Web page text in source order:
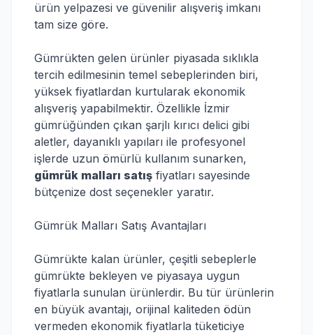
ürün yelpazesi ve güvenilir alışveriş imkanı
tam size göre.
Gümrükten gelen ürünler piyasada sıklıkla
tercih edilmesinin temel sebeplerinden biri,
yüksek fiyatlardan kurtularak ekonomik
alışveriş yapabilmektir. Özellikle İzmir
gümrüğünden çıkan şarjlı kırıcı delici gibi
aletler, dayanıklı yapıları ile profesyonel
işlerde uzun ömürlü kullanım sunarken,
gümrük malları satış fiyatları sayesinde
bütçenize dost seçenekler yaratır.
Gümrük Malları Satış Avantajları
Gümrükte kalan ürünler, çeşitli sebeplerle
gümrükte bekleyen ve piyasaya uygun
fiyatlarla sunulan ürünlerdir. Bu tür ürünlerin
en büyük avantajı, orijinal kaliteden ödün
vermeden ekonomik fiyatlarla tüketiciye